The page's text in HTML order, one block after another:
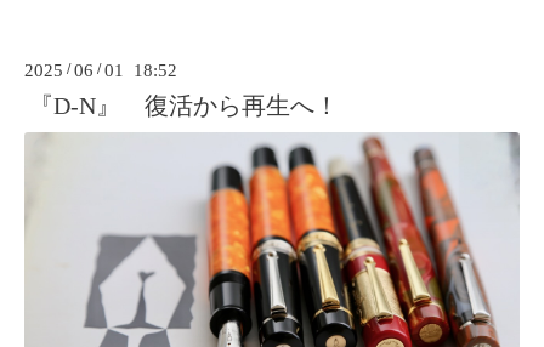
2025 /06 /01 18:52
『D-N』 復活から再生へ！